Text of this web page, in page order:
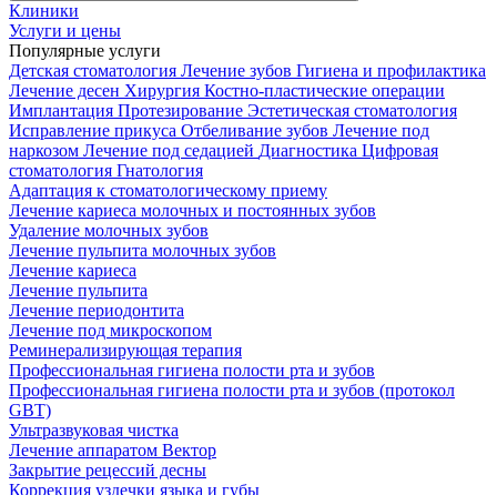
Клиники
Услуги и цены
Популярные услуги
Детская стоматология Лечение зубов Гигиена и профилактика
Лечение десен Хирургия Костно-пластические операции
Имплантация Протезирование Эстетическая стоматология
Исправление прикуса Отбеливание зубов Лечение под
наркозом Лечение под седацией Диагностика Цифровая
стоматология Гнатология
Адаптация к стоматологическому приему
Лечение кариеса молочных и постоянных зубов
Удаление молочных зубов
Лечение пульпита молочных зубов
Лечение кариеса
Лечение пульпита
Лечение периодонтита
Лечение под микроскопом
Реминерализирующая терапия
Профессиональная гигиена полости рта и зубов
Профессиональная гигиена полости рта и зубов (протокол
GBT)
Ультразвуковая чистка
Лечение аппаратом Вектор
Закрытие рецессий десны
Коррекция уздечки языка и губы